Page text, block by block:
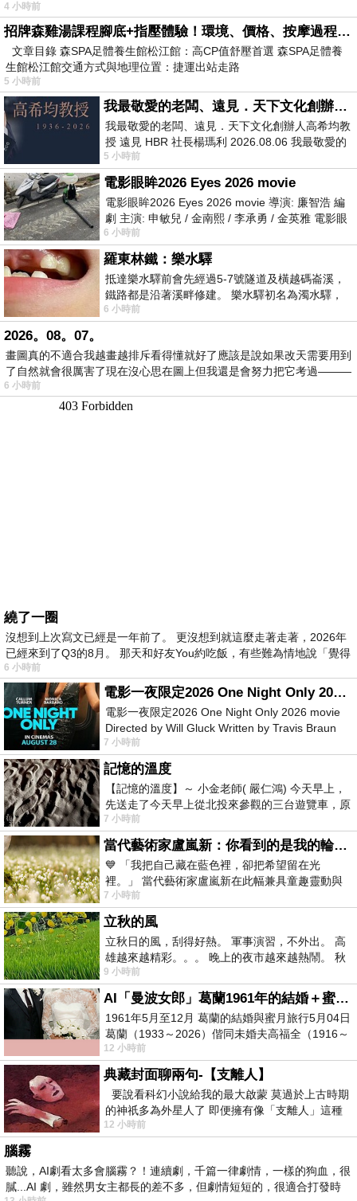
4 小時前
招牌森雞湯課程腳底+指壓體驗！環境、價格、按摩過程全紀錄，森SPA足體養生館松江館最新價格表
文章目錄 森SPA足體養生館松江館：高CP值舒壓首選 森SPA足體養
生館松江館交通方式與地理位置：捷運出站走路
5 小時前
我最敬愛的老闆、遠見．天下文化創辦人高希均教授
我最敬愛的老闆、遠見．天下文化創辦人高希均教
授 遠見 HBR 社長楊瑪利 2026.08.06 我最敬愛的
老闆、遠見．天下文化創辦人高希均教
5 小時前
電影眼眸2026 Eyes 2026 movie
電影眼眸2026 Eyes 2026 movie 導演: 廉智浩 編
劇 主演: 申敏兒 / 金南熙 / 李承勇 / 金英雅 電影眼
眸2026描述攝影師徐珍因遺
6 小時前
羅東林鐵：樂水驛
抵達樂水驛前會先經過5-7號隧道及橫越碼崙溪，
鐵路都是沿著溪畔修建。 樂水驛初名為濁水驛，
但因與臺鐵集集線車站同名，於1953
6 小時前
2026。08。07。
畫圖真的不適合我越畫越排斥看得懂就好了應該是說如果改天需要用到
了自然就會很厲害了現在沒心思在圖上但我還是會努力把它考過———
6 小時前
繞了一圈
沒想到上次寫文已經是一年前了。 更沒想到就這麼走著走著，2026年
已經來到了Q3的8月。 那天和好友You約吃飯，有些難為情地說「覺得
6 小時前
電影一夜限定2026 One Night Only 2026 movie
電影一夜限定2026 One Night Only 2026 movie
Directed by Will Gluck Written by Travis Braun
Starring Monica Barbaro
7 小時前
記憶的溫度
【記憶的溫度】～ 小金老師( 嚴仁鴻) 今天早上，
先送走了今天早上從北投來參觀的三台遊覽車，原
以為展場已經差不多要安靜下來，卻發
7 小時前
當代藝術家盧嵐新：你看到的是我的輪廓，還是你的故事？——藏在藍色裡的希望與光
💙 「我把自己藏在藍色裡，卻把希望留在光
裡。」 當代藝術家盧嵐新在此幅兼具童趣靈動與
抽象韻味的新作中，用湛藍的羽翼般色塊包覆著
7 小時前
立秋的風
立秋日的風，刮得好熱。 軍事演習，不外出。 高
雄越來越精彩。。。 晚上的夜市越來越熱鬧。 秋
天的風刮得很熱 夜遊消暑熱。。。
9 小時前
AI「曼波女郎」葛蘭1961年的結婚＋蜜月旅行 #戀上老電影 #葛蘭 #粟子
1961年5月至12月 葛蘭的結婚與蜜月旅行5月04日
葛蘭（1933～2026）偕同未婚夫高福全（1916～
2004）乘郵輪赴倫敦6月15日於英國倫敦St.S
12 小時前
典藏封面聊兩句-【支離人】
要說看科幻小說給我的最大啟蒙 莫過於上古時期
的神祇多為外星人了 即便擁有像「支離人」這種
驚世駭俗的神通法門 也未必讀
12 小時前
腦霧
聽說，AI劇看太多會腦霧？！連續劇，千篇一律劇情，一樣的狗血，很
膩...AI 劇，雖然男女主都長的差不多，但劇情短短的，很適合打發時